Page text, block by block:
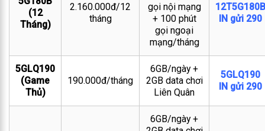
(12
Tháng)
2.160.000đ/12
tháng
gọi nội mạng
+ 100 phút
gọi ngoại
mạng/tháng
12T5G180B
IN gửi 290
5GLQ190
(Game
Thủ)
190.000đ/tháng
6GB/ngày +
2GB data chơi
Liên Quân
5GLQ190
IN gửi 290
6GB/ngày +